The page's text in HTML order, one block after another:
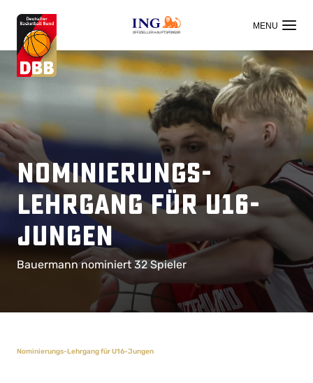
OFFIZIELLER HAUPTSPONSOR
Nominierungs-
Lehrgang für U16-
Jungen
Bauermann nominiert 32 Spieler
Nominierungs-Lehrgang für U16-Jungen